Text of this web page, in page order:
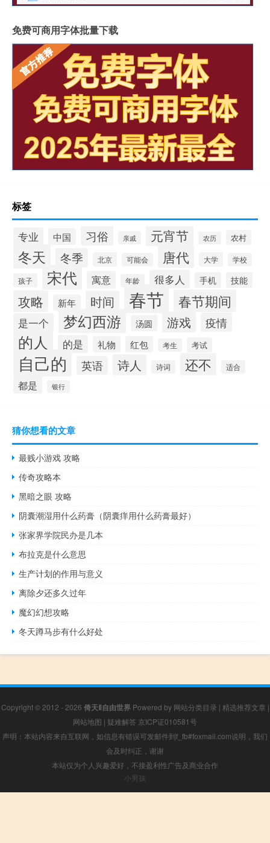
免费可商用字体批量下载
标签
专业 中国 习俗 亲戚 元宵节 农历 农村
冬天 冬季 北京 可能会 唐代 大学 学校
孩子 宋代 寓意 年龄 很多人 手机 技能
攻略 新年 时间 春节 春节期间
是一个 梦幻西游 汤圆 游戏 疫情
的人 的是 礼物 红包 考生 考试
自己的 英语 诗人 诗词 还不 适合
都是 银行
猜你想看的文章
最贱小游戏 攻略
传奇攻略本
黑暗之眼 攻略
阴囊潮湿用什么药膏（阴囊痒用什么药膏最好）
张家界学院民办是几本
布拉克是什么意思
生产计划的作用与意义
离除夕还多久过年
魔幻幻想攻略
冬天蹲马步有什么好处
Copyright © 2012 - 2026 倚天Ⅱ自由世界Powered by 网站分类目录 | 精选推荐文章 |
网站地图 | 疑难解答 京ICP证010581号
声明：本站内容来自互联网，如信息有错误可发邮件到f_fb#foxmail.com说明，我们
会及时纠正，谢谢
本站仅为个人兴趣爱好，不接盈利性广告及商业合作
小男孩